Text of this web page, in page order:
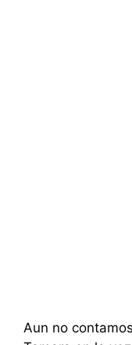
Aun no